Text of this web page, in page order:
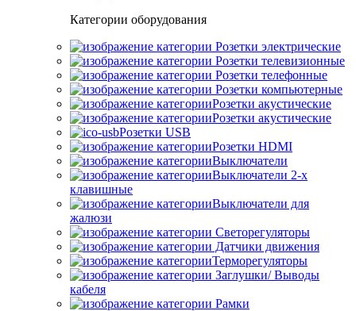
Категории оборудования
Розетки электрические
Розетки телевизионные
Розетки телефонные
Розетки компьютерные
Розетки акустические
Розетки акустические
Розетки USB
Розетки HDMI
Выключатели
Выключатели 2-х
клавишные
Выключатели для
жалюзи
Светорегуляторы
Датчики движения
Терморегуляторы
Заглушки/ Выводы
кабеля
Рамки